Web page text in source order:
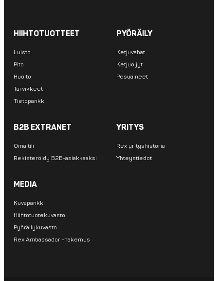
HIIHTOTUOTTEET
Luisto
Pito
Huolto
Tarvikkeet
Tietopankki
PYÖRÄILY
Ketjuvahat
Ketjuöljyt
Pesuaineet
B2B EXTRANET
Oma tili
Rekisteröidy B2B-asiakkaaksi
YRITYS
Rex yrityshistoria
Yhteystiedot
MEDIA
Kuvapankki
Hiihtotuotekuvasto
Pyöräilykuvasto
Rex Ambassador -hakemus